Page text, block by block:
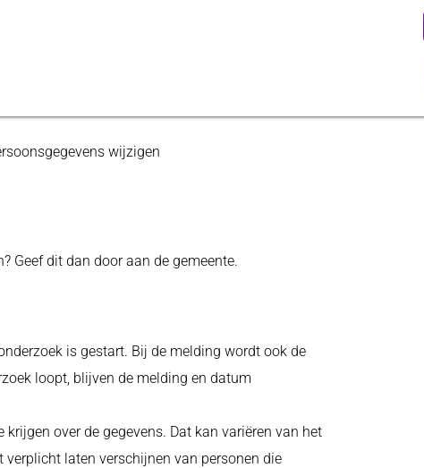
wijzigen
Geef dit dan door aan de gemeente.
is gestart. Bij de melding wordt ook de
loopt, blijven de melding en datum
over de gegevens. Dat kan variëren van het
laten verschijnen van personen die